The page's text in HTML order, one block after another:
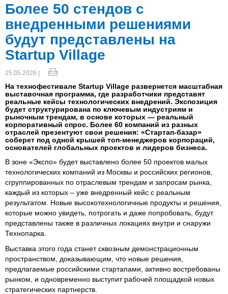
Более 50 стендов с
внедренными решениями
будут представлены на
Startup Village
25.05.2026 |
На технофестивале Startup Village развернется масштабная
выставочная программа, где разработчики представят
реальные кейсы технологических внедрений. Экспозиция
будет структурирована по ключевым индустриям и
рыночным трендам, в основе которых — реальный
корпоративный спрос. Более 60 компаний из разных
отраслей презентуют свои решения: «Стартап-базар»
соберет под одной крышей топ-менеджеров корпораций,
основателей глобальных проектов и лидеров бизнеса.
В зоне «Экспо» будет выставлено более 50 проектов малых
технологических компаний из Москвы и российских регионов,
сгруппированных по отраслевым трендам и запросам рынка,
каждый из которых – уже внедренный кейс с реальным
результатом. Новые высокотехнологичные продукты и решения,
которые можно увидеть, потрогать и даже попробовать, будут
представлены также в различных локациях внутри и снаружи
Технопарка.
Выставка этого года станет сквозным демонстрационным
пространством, доказывающим, что новые решения,
предлагаемые российскими стартапами, активно востребованы
рынком, и одновременно выступит рабочей площадкой новых
стратегических партнерств.